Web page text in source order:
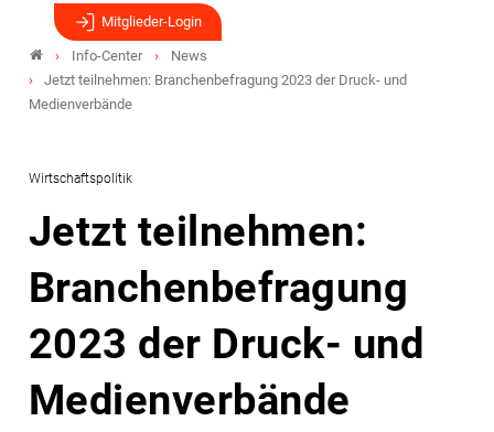
Mitglieder-Login
Info-Center
News
Jetzt teilnehmen: Branchenbefragung 2023 der Druck- und
Medienverbände
Wirtschaftspolitik
Jetzt teilnehmen:
Branchenbefragung
2023 der Druck- und
Medienverbände